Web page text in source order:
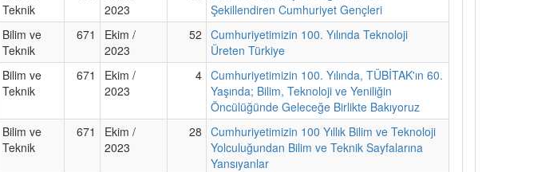
Teknik
2023
Şekillendiren Cumhuriyet Gençleri
Bilim ve
Teknik
671
Ekim /
2023
52
Cumhuriyetimizin 100. Yılında Teknoloji
Üreten Türkiye
Bilim ve
Teknik
671
Ekim /
2023
4 Cumhuriyetimizin 100. Yılında, TÜBİTAK'ın 60.
Yaşında; Bilim, Teknoloji ve Yeniliğin
Öncülüğünde Geleceğe Birlikte Bakıyoruz
Bilim ve
Teknik
671
Ekim /
2023
28
Cumhuriyetimizin 100 Yıllık Bilim ve Teknoloji
Yolculuğundan Bilim ve Teknik Sayfalarına
Yansıyanlar